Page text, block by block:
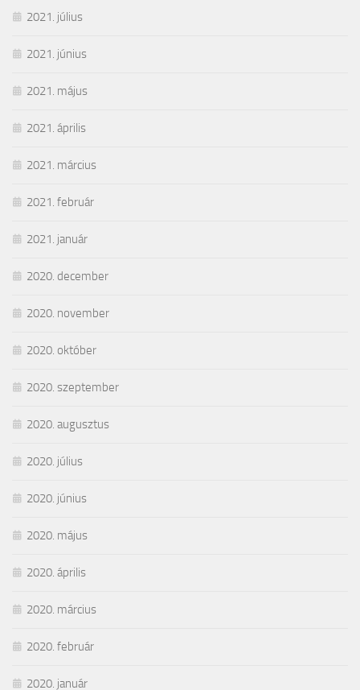
2021. július
2021. június
2021. május
2021. április
2021. március
2021. február
2021. január
2020. december
2020. november
2020. október
2020. szeptember
2020. augusztus
2020. július
2020. június
2020. május
2020. április
2020. március
2020. február
2020. január